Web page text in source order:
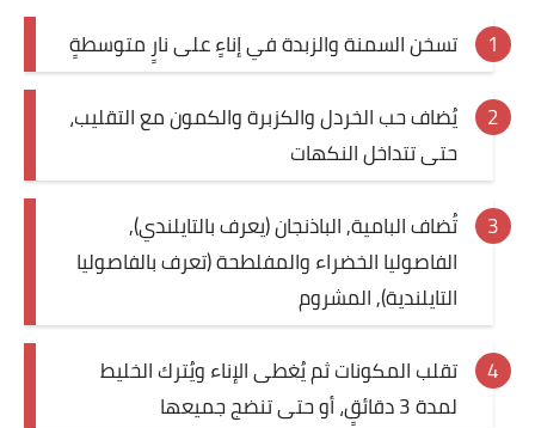
قصص مطبخ مصورة
مسابقة المجلة
نصيحة اليوم
تسخن السمنة والزبدة في إناءٍ على نارٍ متوسطةٍ
يُضاف حب الخردل والكزبرة والكمون مع التقليب،
حتى تتداخل النكهات
تُضاف البامية, الباذنجان (يعرف بالتايلندي),
الفاصوليا الخضراء والمفلطحة (تعرف بالفاصوليا
التايلندية), المشروم
تقلب المكونات ثم يُغطى الإناء ويُترك الخليط
لمدة 3 دقائقٍ، أو حتى تنضج جميعها